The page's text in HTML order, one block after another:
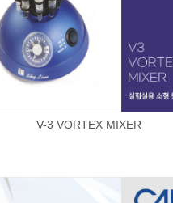
V-3 VORTEX MIXER